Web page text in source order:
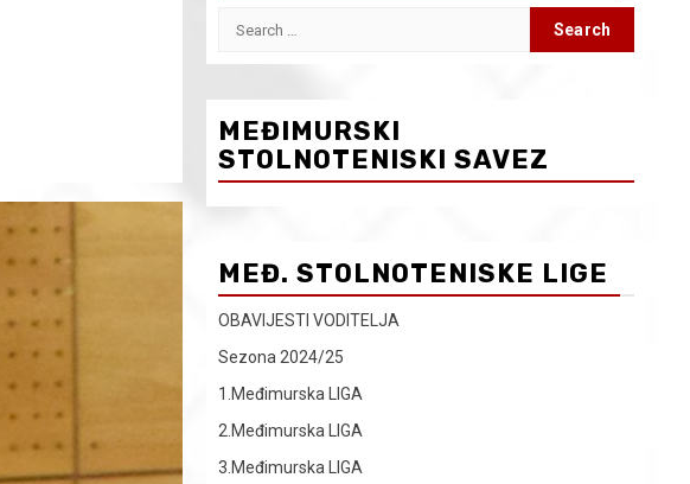
Search
MEĐIMURSKI
STOLNOTENISKI SAVEZ
MEĐ. STOLNOTENISKE LIGE
OBAVIJESTI VODITELJA
Sezona 2024/25
1.Međimurska LIGA
2.Međimurska LIGA
3.Međimurska LIGA